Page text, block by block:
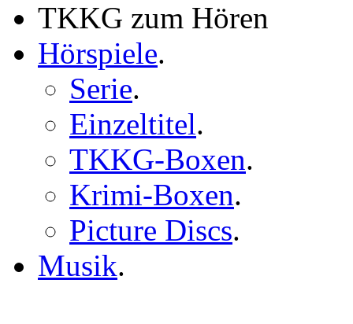
TKKG zum Hören
Hörspiele.
Serie.
Einzeltitel.
TKKG-Boxen.
Krimi-Boxen.
Picture Discs.
Musik.